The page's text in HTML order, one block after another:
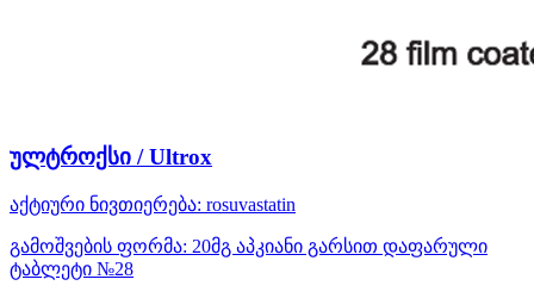
ულტროქსი / Ultrox
აქტიური ნივთიერება: rosuvastatin
გამოშვების ფორმა: 20მგ აპკიანი გარსით დაფარული
ტაბლეტი №28